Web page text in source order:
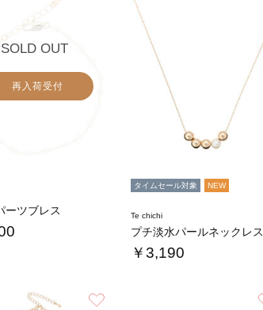
SOLD OUT
再入荷受付
ーツブレス
タイムセール対象 NEW
Te chichi
プチ淡水パールネックレス
￥3,190